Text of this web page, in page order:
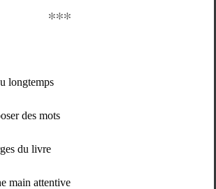
∗∗∗
longtemps
des mots
du livre
main attentive